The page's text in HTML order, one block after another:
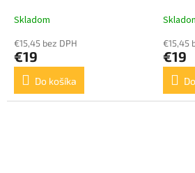
Skladom
€15,45 bez DPH
€19
Do košíka
€15,45
€19